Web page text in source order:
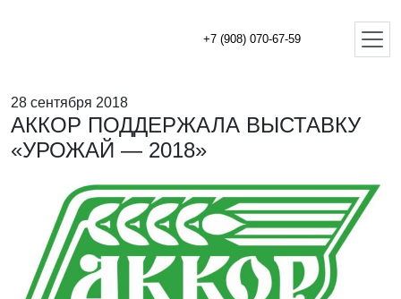
+7 (908) 070-67-59
28 сентября 2018
АККОР ПОДДЕРЖАЛА ВЫСТАВКУ
«УРОЖАЙ — 2018»